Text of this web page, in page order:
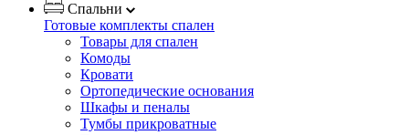
Спальни
Готовые комплекты спален
Товары для спален
Комоды
Кровати
Ортопедические основания
Шкафы и пеналы
Тумбы прикроватные